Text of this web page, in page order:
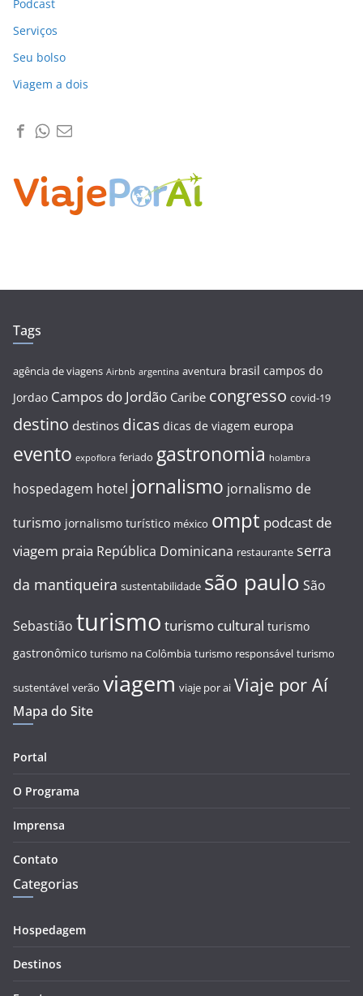
Podcast
Serviços
Seu bolso
Viagem a dois
Tags
agência de viagens Airbnb argentina aventura brasil campos do
Jordao Campos do Jordão Caribe congresso covid-19
destino destinos dicas dicas de viagem europa
evento expoflora feriado gastronomia holambra
hospedagem hotel jornalismo jornalismo de
turismo jornalismo turístico méxico ompt podcast de
viagem praia República Dominicana restaurante serra
da mantiqueira sustentabilidade são paulo São
Sebastião turismo turismo cultural turismo
gastronômico turismo na Colômbia turismo responsável turismo
sustentável verão viagem viaje por ai Viaje por Aí
Mapa do Site
Portal
O Programa
Imprensa
Contato
Categorias
Hospedagem
Destinos